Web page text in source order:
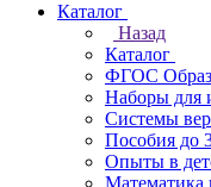
Каталог
Назад
Каталог
ФГОС
Наборы для
Системы
Пособия до
Опыты в
Математика